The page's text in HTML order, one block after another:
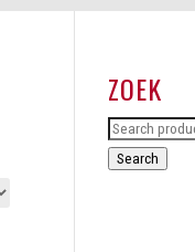
ZOEK
Search
for:Search